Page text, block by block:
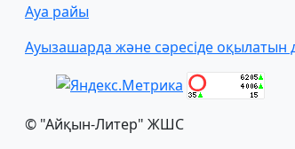
Ауа райы
Ауызашарда және сәресіде оқылатын
© "Айқын-Литер" ЖШС